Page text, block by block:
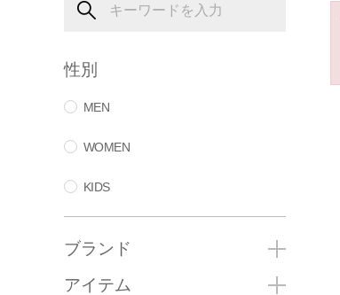
性別
MEN
WOMEN
KIDS
ブランド
アイテム